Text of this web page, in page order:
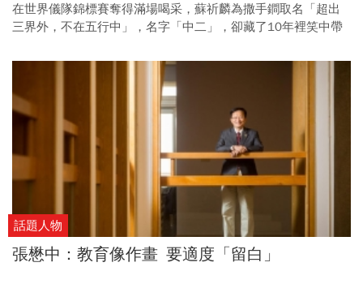
在世界儀隊錦標賽奪得滿場喝采，蘇祈麟為撒手鐧取名「超出
三界外，不在五行中」，名字「中二」，卻藏了10年裡笑中帶
話題人物
張懋中：教育像作畫 要適度「留白」